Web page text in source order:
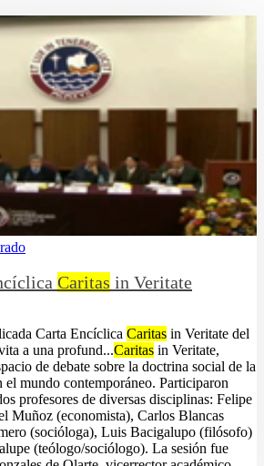
Caritas in Veritate
Carta Encíclica Caritas in Veritate del
a una profund...Caritas in Veritate,
de debate sobre la doctrina social de la
el mundo contemporáneo. Participaron
profesores de diversas disciplinas: Felipe
Muñoz (economista), Carlos Blancas
(socióloga), Luis Bacigalupo (filósofo)
(teólogo/sociólogo). La sesión fue